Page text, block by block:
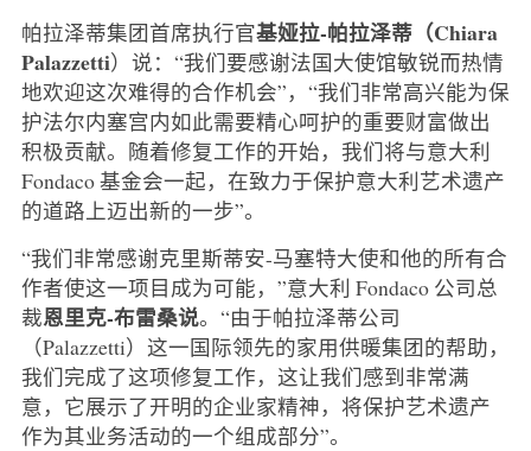
帕拉泽蒂集团首席执行官基娅拉-帕拉泽蒂（Chiara
Palazzetti）说：“我们要感谢法国大使馆敏锐而热情
地欢迎这次难得的合作机会”，“我们非常高兴能为保
护法尔内塞宫内如此需要精心呵护的重要财富做出
积极贡献。随着修复工作的开始，我们将与意大利
Fondaco 基金会一起，在致力于保护意大利艺术遗产
的道路上迈出新的一步”。
“我们非常感谢克里斯蒂安-马塞特大使和他的所有合
作者使这一项目成为可能，”意大利 Fondaco 公司总
裁恩里克-布雷桑说。“由于帕拉泽蒂公司
（Palazzetti）这一国际领先的家用供暖集团的帮助，
我们完成了这项修复工作，这让我们感到非常满
意，它展示了开明的企业家精神，将保护艺术遗产
作为其业务活动的一个组成部分”。